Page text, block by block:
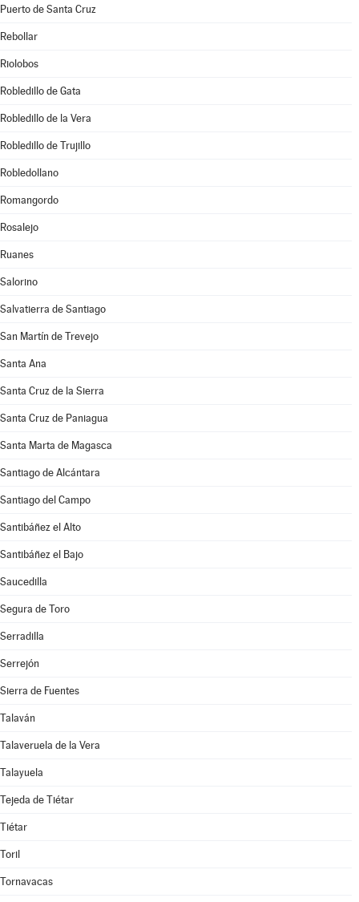
Puerto de Santa Cruz
Rebollar
Riolobos
Robledillo de Gata
Robledillo de la Vera
Robledillo de Trujillo
Robledollano
Romangordo
Rosalejo
Ruanes
Salorino
Salvatierra de Santiago
San Martín de Trevejo
Santa Ana
Santa Cruz de la Sierra
Santa Cruz de Paniagua
Santa Marta de Magasca
Santiago de Alcántara
Santiago del Campo
Santibáñez el Alto
Santibáñez el Bajo
Saucedilla
Segura de Toro
Serradilla
Serrejón
Sierra de Fuentes
Talaván
Talaveruela de la Vera
Talayuela
Tejeda de Tiétar
Tiétar
Toril
Tornavacas